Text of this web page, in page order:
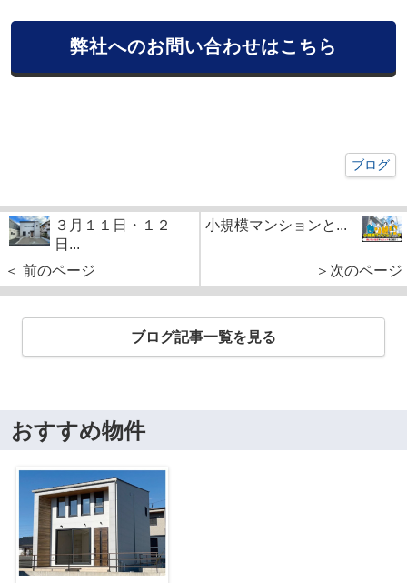
弊社へのお問い合わせはこちら
ブログ
３月１１日・１２
日...
＜ 前のページ
小規模マンションと...
＞次のページ
ブログ記事一覧を見る
おすすめ物件